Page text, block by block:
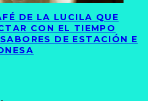
DE LA LUCILA QUE
CON EL TIEMPO
DE ESTACIÓN E